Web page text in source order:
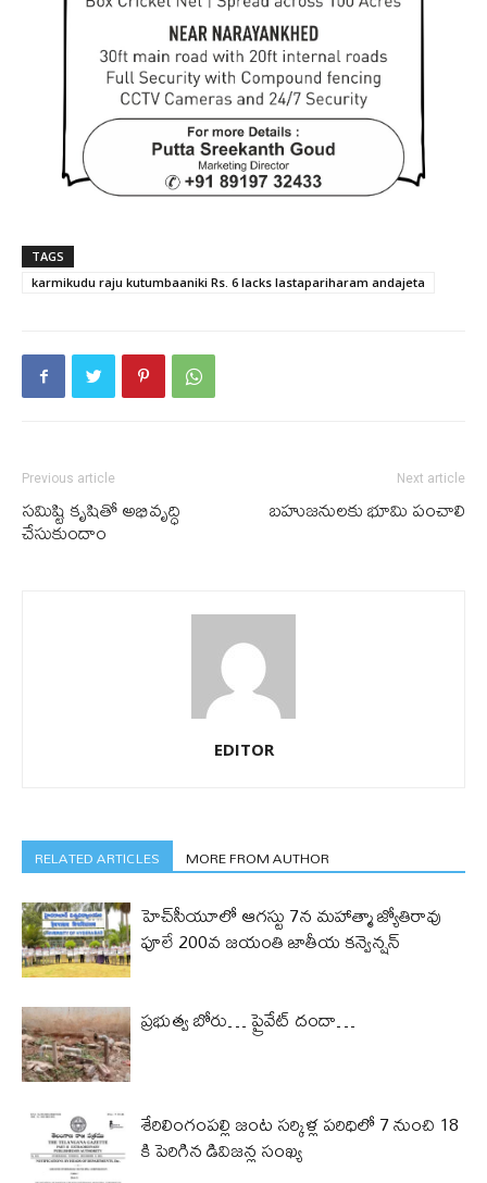
TAGS
karmikudu raju kutumbaaniki Rs. 6 lacks lastapariharam andajeta
Previous article
సమిష్టి కృషితో అభివృద్ధి
చేసుకుందాం
Next article
బహుజనులకు భూమి పంచాలి
EDITOR
RELATED ARTICLES MORE FROM AUTHOR
హెచ్‌సీయూలో ఆగస్టు 7న మహాత్మా జ్యోతిరావు
పూలే 200వ జయంతి జాతీయ కన్వెన్షన్
ప్రభుత్వ బోరు… ప్రైవేట్ దందా…
శేరిలింగంపల్లి జంట సర్కిళ్ల పరిధిలో 7 నుంచి 18
కి పెరిగిన డివిజన్ల సంఖ్య